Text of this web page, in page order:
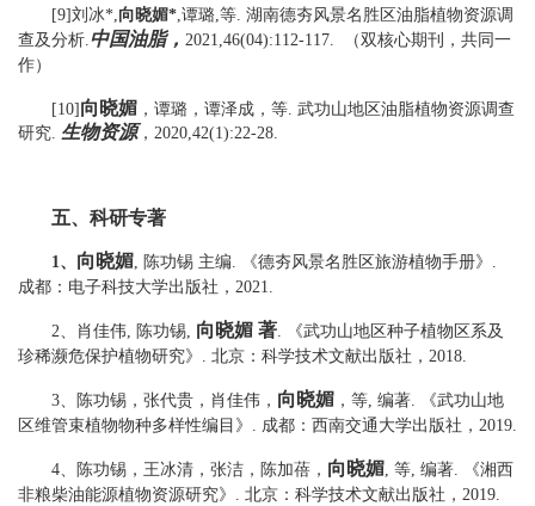
[9]刘冰*,向晓媚*,谭璐,等. 湖南德夯风景名胜区油脂植物资源调
查及分析.中国油脂， 2021,46(04):112-117.
（双核心期刊，共同一
作）
[10] 向晓媚 ，谭璐，谭泽成， 等. 武功山地区油脂植物资源调查
研究. 生物资源， 2020,42(1):22-28.
五、 科研专著
1、 向晓媚, 陈功锡 主编. 《德夯风景名胜区旅游植物手册》 .
成都：电子科技大学出版社， 2021.
2、 肖佳伟, 陈功锡, 向晓媚 著.
《武功山地区种子植物区系及
珍稀濒危保护植物研究》 . 北京：科学技术文献出版社， 2018.
3、 陈功锡，张代贵，肖佳伟， 向晓媚 ，等, 编著.
《武功山地
区维管束植物物种多样性编目》 . 成都：西南交通大学出版社， 2019.
4、 陈功锡，王冰清，张洁，陈加蓓， 向晓媚, 等, 编著.
《湘西
非粮柴油能源植物资源研究》 . 北京：科学技术文献出版社， 2019.